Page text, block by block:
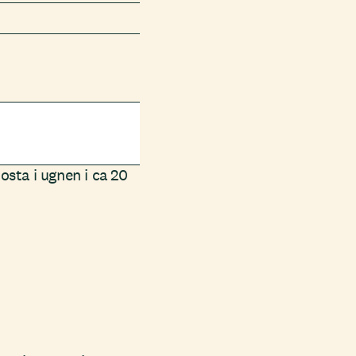
i ugnen i ca 20